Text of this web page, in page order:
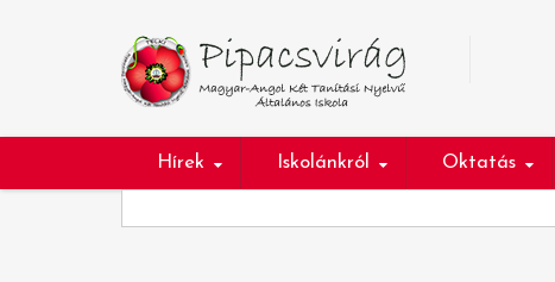
Hírek Iskolánkról Oktatás